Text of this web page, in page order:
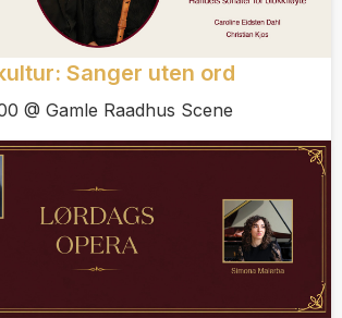
Sanger uten ord
@ Gamle Raadhus Scene